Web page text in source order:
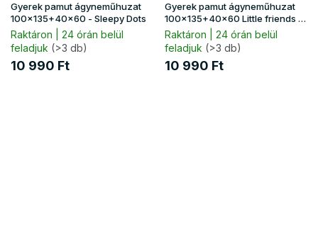
Gyerek pamut ágyneműhuzat
100x135+40x60 - Sleepy Dots
Raktáron | 24 órán belül
feladjuk (>3 db)
10 990 Ft
Gyerek pamut ágyneműhuzat
100x135+40x60 Little friends -
kék
Raktáron | 24 órán belül
feladjuk (>3 db)
10 990 Ft